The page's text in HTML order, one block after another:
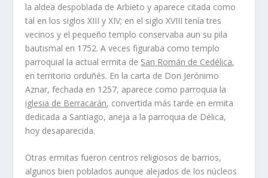
la aldea despoblada de Arbieto y aparece citada como
tal en los siglos XIII y XIV; en el siglo XVIII tenía tres
vecinos y el pequeño templo conservaba aun su pila
bautismal en 1752. A veces figuraba como templo
parroquial la actual ermita de San Román de Cedélica,
en territorio orduñés. En la carta de Don Jerónimo
Aznar, fechada en 1257, aparece como parroquia la
iglesia de Berracarán, convertida más tarde en ermita
dedicada a Santiago, aneja a la parroquia de Délica,
hoy desaparecida.
Otras ermitas fueron centros religiosos de barrios,
algunos bien poblados aunque alejados de los núcleos